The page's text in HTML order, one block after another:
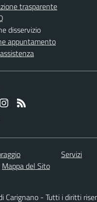
trasparente
disservizio
appuntamento
Servizi
Mappa del Sito
Carignano - Tutti i diritti